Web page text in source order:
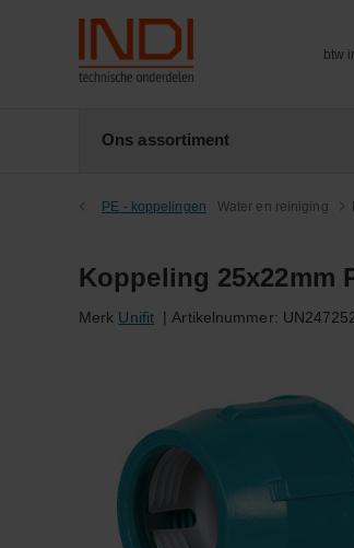
btw
Ons assortiment
PE - koppelingen Water en reiniging
Koppeling 25x22mm
Merk Unifit | Artikelnummer: